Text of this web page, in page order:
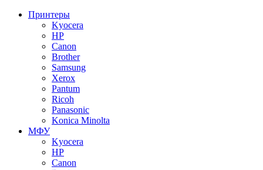
Принтеры
Kyocera
HP
Canon
Brother
Samsung
Xerox
Pantum
Ricoh
Panasonic
Konica Minolta
МФУ
Kyocera
HP
Canon